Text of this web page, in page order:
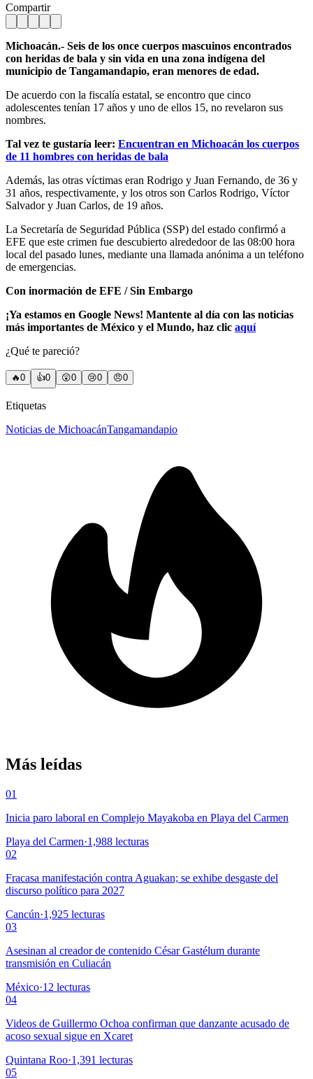
Compartir
Michoacán.- Seis de los once cuerpos mascuinos encontrados
con heridas de bala y sin vida en una zona indígena del
municipio de Tangamandapio, eran menores de edad.
De acuerdo con la fiscalía estatal, se encontro que cinco
adolescentes tenían 17 años y uno de ellos 15, no revelaron sus
nombres.
Tal vez te gustaría leer: Encuentran en Michoacán los cuerpos
de 11 hombres con heridas de bala
Además, las otras víctimas eran Rodrigo y Juan Fernando, de 36 y
31 años, respectivamente, y los otros son Carlos Rodrigo, Víctor
Salvador y Juan Carlos, de 19 años.
La Secretaría de Seguridad Pública (SSP) del estado confirmó a
EFE que este crimen fue descubierto alrededoor de las 08:00 hora
local del pasado lunes, mediante una llamada anónima a un teléfono
de emergencias.
Con inormación de EFE / Sin Embargo
¡Ya estamos en Google News! Mantente al día con las noticias
más importantes de México y el Mundo, haz clic aquí
¿Qué te pareció?
🔥0 👍0 😲0 😢0 😠0
Etiquetas
Noticias de MichoacánTangamandapio
Más leídas
01
Inicia paro laboral en Complejo Mayakoba en Playa del Carmen
Playa del Carmen·1,988 lecturas
02
Fracasa manifestación contra Aguakan; se exhibe desgaste del
discurso político para 2027
Cancún·1,925 lecturas
03
Asesinan al creador de contenido César Gastélum durante
transmisión en Culiacán
México·12 lecturas
04
Videos de Guillermo Ochoa confirman que danzante acusado de
acoso sexual sigue en Xcaret
Quintana Roo·1,391 lecturas
05